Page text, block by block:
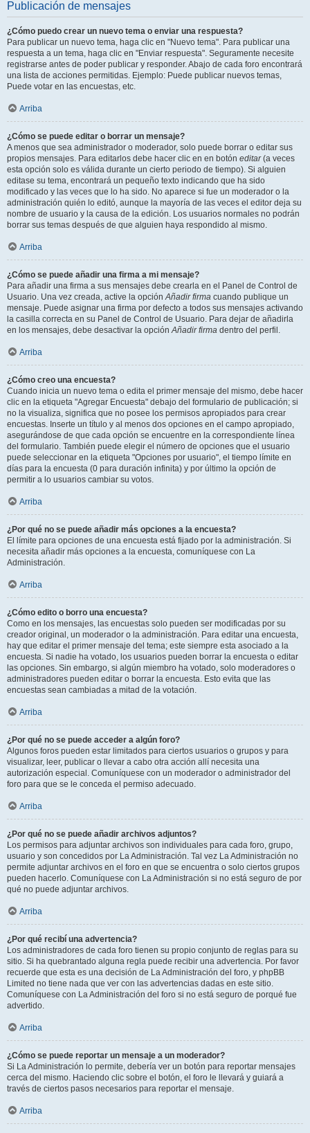
Publicación de mensajes
¿Cómo puedo crear un nuevo tema o enviar una respuesta?
Para publicar un nuevo tema, haga clic en "Nuevo tema". Para publicar una
respuesta a un tema, haga clic en "Enviar respuesta". Seguramente necesite
registrarse antes de poder publicar y responder. Abajo de cada foro encontrará
una lista de acciones permitidas. Ejemplo: Puede publicar nuevos temas,
Puede votar en las encuestas, etc.
Arriba
¿Cómo se puede editar o borrar un mensaje?
A menos que sea administrador o moderador, solo puede borrar o editar sus
propios mensajes. Para editarlos debe hacer clic en en botón editar(a veces
esta opción solo es válida durante un cierto periodo de tiempo). Si alguien
editase su tema, encontrará un pequeño texto indicando que ha sido
modificado y las veces que lo ha sido. No aparece si fue un moderador o la
administración quién lo editó, aunque la mayoría de las veces el editor deja su
nombre de usuario y la causa de la edición. Los usuarios normales no podrán
borrar sus temas después de que alguien haya respondido al mismo.
Arriba
¿Cómo se puede añadir una firma a mi mensaje?
Para añadir una firma a sus mensajes debe crearla en el Panel de Control de
Usuario. Una vez creada, active la opciónAñadir firma cuando publique un
mensaje. Puede asignar una firma por defecto a todos sus mensajes activando
la casilla correcta en su Panel de Control de Usuario. Para dejar de añadirla
en los mensajes, debe desactivar la opciónAñadir firma dentro del perfil.
Arriba
¿Cómo creo una encuesta?
Cuando inicia un nuevo tema o edita el primer mensaje del mismo, debe hacer
clic en la etiqueta "Agregar Encuesta" debajo del formulario de publicación; si
no la visualiza, significa que no posee los permisos apropiados para crear
encuestas. Inserte un título y al menos dos opciones en el campo apropiado,
asegurándose de que cada opción se encuentre en la correspondiente línea
del formulario. También puede elegir el número de opciones que el usuario
puede seleccionar en la etiqueta "Opciones por usuario", el tiempo límite en
días para la encuesta (0 para duración infinita) y por último la opción de
permitir a lo usuarios cambiar su votos.
Arriba
¿Por qué no se puede añadir más opciones a la encuesta?
El límite para opciones de una encuesta está fijado por la administración. Si
necesita añadir más opciones a la encuesta, comuníquese con La
Administración.
Arriba
¿Cómo edito o borro una encuesta?
Como en los mensajes, las encuestas solo pueden ser modificadas por su
creador original, un moderador o la administración. Para editar una encuesta,
hay que editar el primer mensaje del tema; este siempre esta asociado a la
encuesta. Si nadie ha votado, los usuarios pueden borrar la encuesta o editar
las opciones. Sin embargo, si algún miembro ha votado, solo moderadores o
administradores pueden editar o borrar la encuesta. Esto evita que las
encuestas sean cambiadas a mitad de la votación.
Arriba
¿Por qué no se puede acceder a algún foro?
Algunos foros pueden estar limitados para ciertos usuarios o grupos y para
visualizar, leer, publicar o llevar a cabo otra acción allí necesita una
autorización especial. Comuníquese con un moderador o administrador del
foro para que se le conceda el permiso adecuado.
Arriba
¿Por qué no se puede añadir archivos adjuntos?
Los permisos para adjuntar archivos son individuales para cada foro, grupo,
usuario y son concedidos por La Administración. Tal vez La Administración no
permite adjuntar archivos en el foro en que se encuentra o solo ciertos grupos
pueden hacerlo. Comuníquese con La Administración si no está seguro de por
qué no puede adjuntar archivos.
Arriba
¿Por qué recibí una advertencia?
Los administradores de cada foro tienen su propio conjunto de reglas para su
sitio. Si ha quebrantado alguna regla puede recibir una advertencia. Por favor
recuerde que esta es una decisión de La Administración del foro, y phpBB
Limited no tiene nada que ver con las advertencias dadas en este sitio.
Comuníquese con La Administración del foro si no está seguro de porqué fue
advertido.
Arriba
¿Cómo se puede reportar un mensaje a un moderador?
Si La Administración lo permite, debería ver un botón para reportar mensajes
cerca del mismo. Haciendo clic sobre el botón, el foro le llevará y guiará a
través de ciertos pasos necesarios para reportar el mensaje.
Arriba